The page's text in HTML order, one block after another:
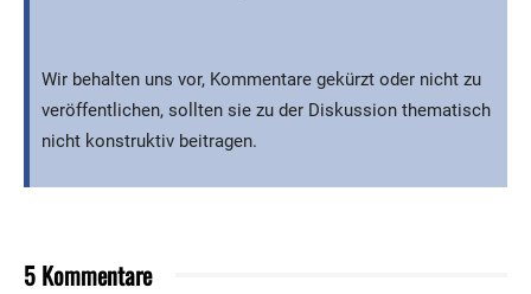
Wir behalten uns vor, Kommentare gekürzt oder nicht zu
veröffentlichen, sollten sie zu der Diskussion thematisch
nicht konstruktiv beitragen.
5 Kommentare